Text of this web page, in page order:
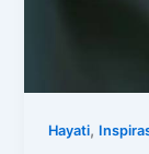
Hayati,